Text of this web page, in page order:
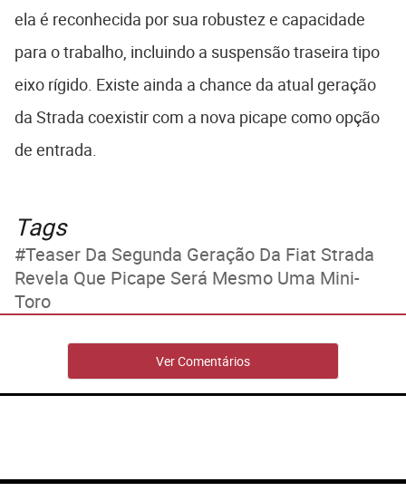
ela é reconhecida por sua robustez e capacidade
para o trabalho, incluindo a suspensão traseira tipo
eixo rígido. Existe ainda a chance da atual geração
da Strada coexistir com a nova picape como opção
de entrada.
Tags
Teaser Da Segunda Geração Da Fiat Strada
Revela Que Picape Será Mesmo Uma Mini-
Toro
Ver Comentários